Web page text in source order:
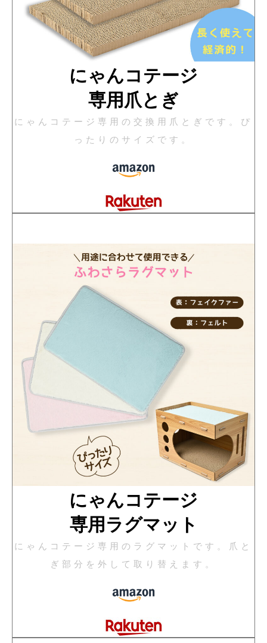
にゃんコテージ
専用爪とぎ
にゃんコテージ専用の交換用爪とぎです。ぴ
ったりのサイズです。
にゃんコテージ
専用ラグマット
にゃんコテージ専用のラグマットです。爪と
ぎ部分を外して取り替えます。